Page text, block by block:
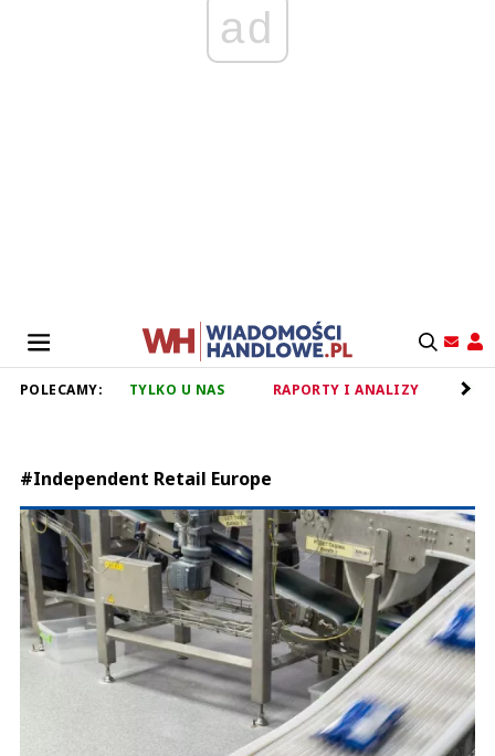
ad
POLECAMY: TYLKO U NAS RAPORTY I ANALIZY
#Independent Retail Europe